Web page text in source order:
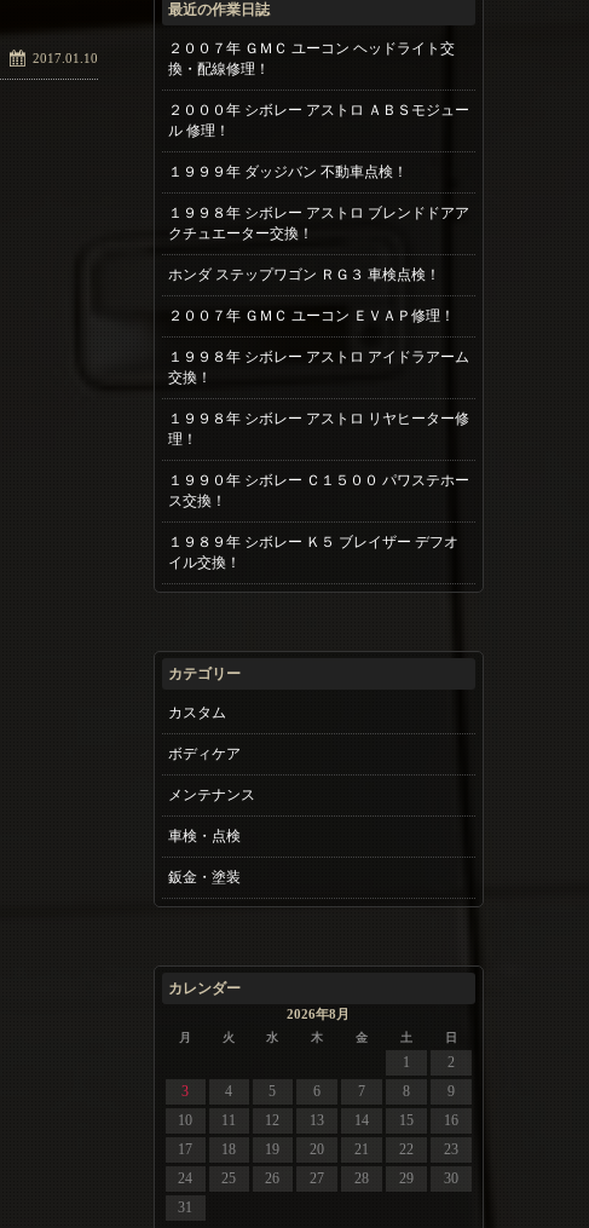
2017.01.10
最近の作業日誌
２００７年 ＧＭＣ ユーコン ヘッドライト交
換・配線修理！
２０００年 シボレー アストロ ＡＢＳモジュー
ル 修理！
１９９９年 ダッジバン 不動車点検！
１９９８年 シボレー アストロ ブレンドドアア
クチュエーター交換！
ホンダ ステップワゴン ＲＧ３ 車検点検！
２００７年 ＧＭＣ ユーコン ＥＶＡＰ修理！
１９９８年 シボレー アストロ アイドラアーム
交換！
１９９８年 シボレー アストロ リヤヒーター修
理！
１９９０年 シボレー Ｃ１５００ パワステホー
ス交換！
１９８９年 シボレー Ｋ５ ブレイザー デフオ
イル交換！
カテゴリー
カスタム
ボディケア
メンテナンス
車検・点検
鈑金・塗装
カレンダー
2026年8月
月 火 水 木 金 土 日
1
2
3
4 5 6 7 8
9
10
11 12 13 14 15
16
17
18 19 20 21 22
23
24
25 26 27 28 29
30
31